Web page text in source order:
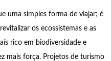
uma simples forma de viajar; é
os ecossistemas e as
rico em biodiversidade e
mais força. Projetos de turismo